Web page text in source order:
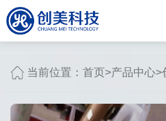
当前位置： 首页>产品中心>